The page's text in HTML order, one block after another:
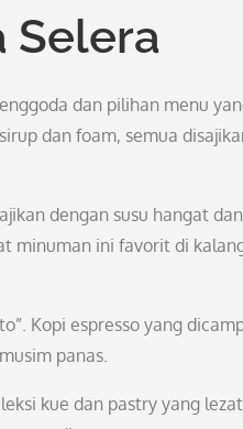
Selera
dan pilihan menu
dan foam, semua
dengan susu hangat dan
minuman ini favorit di
Kopi espresso yang
panas.
kue dan pastry yang